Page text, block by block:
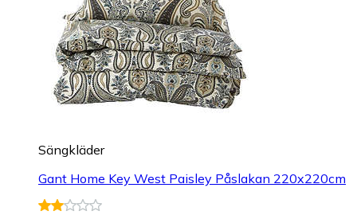
Sängkläder
Gant Home Key West Paisley Påslakan 220x220cm